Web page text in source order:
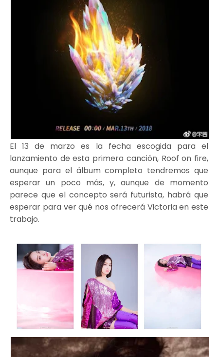
El 13 de marzo es la fecha escogida para el
lanzamiento de esta primera canción, Roof on fire,
aunque para el álbum completo tendremos que
esperar un poco más, y, aunque de momento
parece que el concepto será futurista, habrá que
esperar para ver qué nos ofrecerá Victoria en este
trabajo.